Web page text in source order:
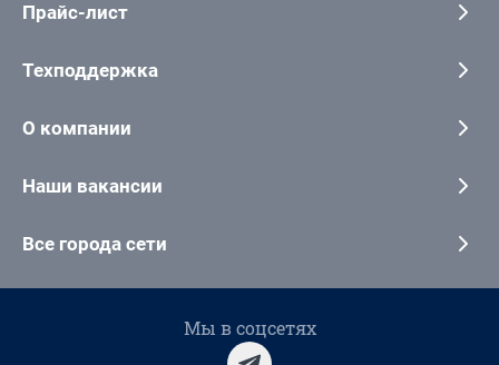
Прайс-лист
Техподдержка
О компании
Наши вакансии
Все города сети
Мы в соцсетях